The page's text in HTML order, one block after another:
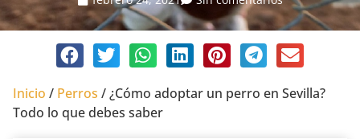
Inicio / Perros /¿Cómo adoptar un perro en Sevilla?
Todo lo que debes saber